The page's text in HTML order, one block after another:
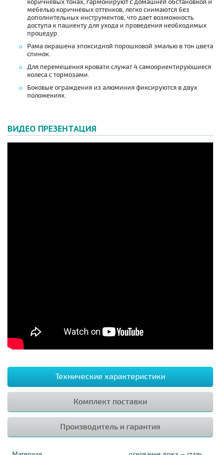
коричневых тонах, гармонируют с домашней обстановкой и
мебелью коричневых оттенков, легко снимаются без
дополнительных инструментов, что дает возможность
доступа к пациенту для ухода и проведения необходимых
процедур.
Рама окрашена эпоксидной порошковой эмалью в тон цвета
спинок.
Для перемещения кровати служат 4 самоориентирующиеся
колеса с тормозами.
Боковые ограждения из алюминия фиксируются в двух
положениях.
ВИДЕО ПРЕЗЕНТАЦИЯ
Технические характеристики
Комплект поставки
Производитель и гарантия